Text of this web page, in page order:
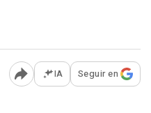
Abrir opciones para
IA Seguir en